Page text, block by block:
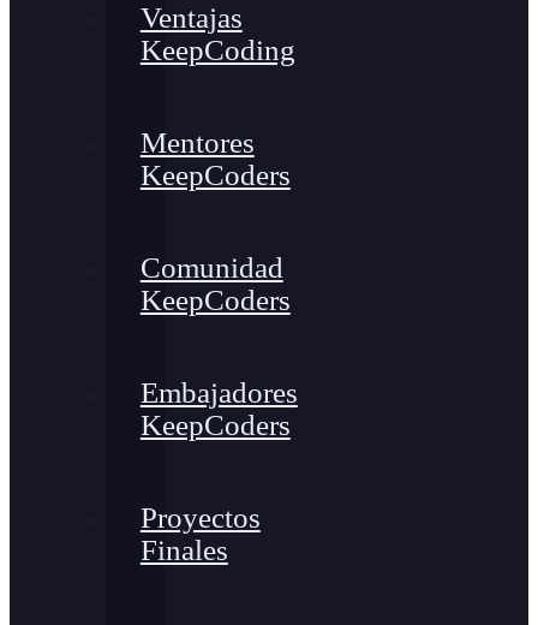
Ventajas
KeepCoding
Mentores
KeepCoders
Comunidad
KeepCoders
Embajadores
KeepCoders
Proyectos
Finales